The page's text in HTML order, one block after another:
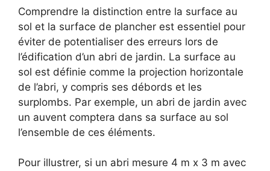
Comprendre la distinction entre la surface au
sol et la surface de plancher est essentiel pour
éviter de potentialiser des erreurs lors de
l’édification d’un abri de jardin. La surface au
sol est définie comme la projection horizontale
de l’abri, y compris ses débords et les
surplombs. Par exemple, un abri de jardin avec
un auvent comptera dans sa surface au sol
l’ensemble de ces éléments.
Pour illustrer, si un abri mesure 4 m x 3 m avec